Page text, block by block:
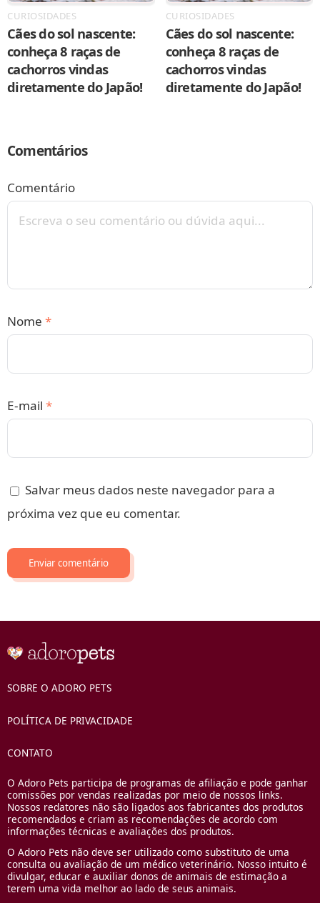
CURIOSIDADES
Cães do sol nascente:
conheça 8 raças de
cachorros vindas
diretamente do Japão!
CURIOSIDADES
Cães do sol nascente:
conheça 8 raças de
cachorros vindas
diretamente do Japão!
Comentários
Comentário
Nome *
E-mail *
Salvar meus dados neste navegador para a
próxima vez que eu comentar.
SOBRE O ADORO PETS
POLÍTICA DE PRIVACIDADE
CONTATO
O Adoro Pets participa de programas de afiliação e pode ganhar
comissões por vendas realizadas por meio de nossos links.
Nossos redatores não são ligados aos fabricantes dos produtos
recomendados e criam as recomendações de acordo com
informações técnicas e avaliações dos produtos.
O Adoro Pets não deve ser utilizado como substituto de uma
consulta ou avaliação de um médico veterinário. Nosso intuito é
divulgar, educar e auxiliar donos de animais de estimação a
terem uma vida melhor ao lado de seus animais.